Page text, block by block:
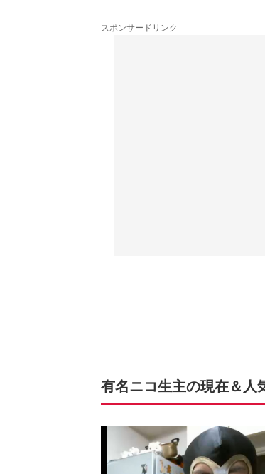
スポンサードリンク
有名ニコ生主の現在＆人